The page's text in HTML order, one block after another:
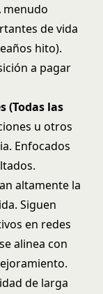
menudo
de vida
hito).
a pagar
(Todas las
u otros
Enfocados
altamente la
Siguen
en redes
alinea con
de larga